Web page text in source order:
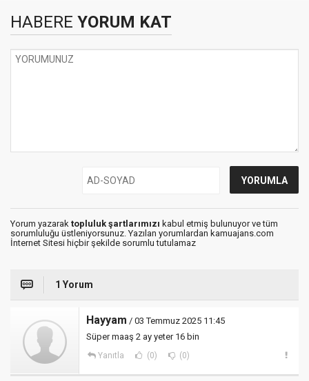
HABERE YORUM KAT
Yorum yazarak topluluk şartlarımızı kabul etmiş bulunuyor ve tüm
sorumluluğu üstleniyorsunuz. Yazılan yorumlardan kamuajans.com
İnternet Sitesi hiçbir şekilde sorumlu tutulamaz
1 Yorum
Hayyam / 03 Temmuz 2025 11:45
Süper maaş 2 ay yeter 16 bin
Yanıtla (0) (0)